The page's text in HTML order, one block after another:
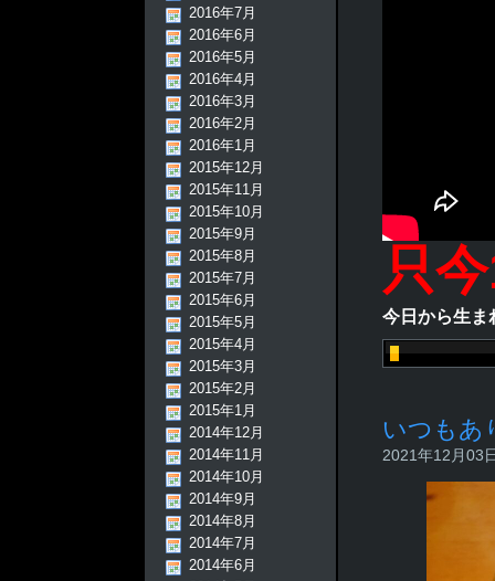
只
今日から生ま
いつもあ
2021年12月03
2016年7月
2016年6月
2016年5月
2016年4月
2016年3月
2016年2月
2016年1月
2015年12月
2015年11月
2015年10月
2015年9月
2015年8月
2015年7月
2015年6月
2015年5月
2015年4月
2015年3月
2015年2月
2015年1月
2014年12月
2014年11月
2014年10月
2014年9月
2014年8月
2014年7月
2014年6月